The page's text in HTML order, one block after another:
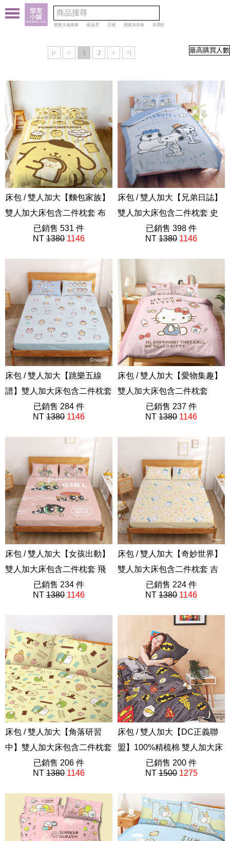
戀家大叔推薦 眠朵雲 涼感 戀家洗衣精 呆萌町
|< < 1 2 > >|
床包 / 雙人加大【麵包家族】
雙人加大床包含二件枕套 布
ABF201
已銷售 531 件
NT 1380 1146
床包 / 雙人加大【兄弟日誌】
雙人加大床包含二件枕套 史
奴比 SNOOPY
史努比75週年
已銷售 398 件
NT 1380 1146
床包 / 雙人加大【跳樂五線
譜】雙人加大床包含二件枕套
吉伊卡哇 Chiikawa
ABF201
已銷售 284 件
NT 1380 1146
床包 / 雙人加大【愛物集趣】
雙人加大床包含二件枕套
HELLO KITTY 三麗鷗
ABF201
已銷售 237 件
NT 1380 1146
床包 / 雙人加大【女孩出動】
雙人加大床包含二件枕套 飛
天小女警
ABF201
已銷售 234 件
NT 1380 1146
床包 / 雙人加大【奇妙世界】
雙人加大床包含二件枕套 吉
伊卡哇 Chiikawa
ABF201
已銷售 224 件
NT 1380 1146
床包 / 雙人加大【角落研習
中】雙人加大床包含二件枕套
角落小夥伴 角落生物
ABF212
已銷售 206 件
NT 1380 1146
床包 / 雙人加大【DC正義聯
盟】100%精梳棉 雙人加大床
包含二件枕套
40支精梳棉
已銷售 200 件
NT1500 1275